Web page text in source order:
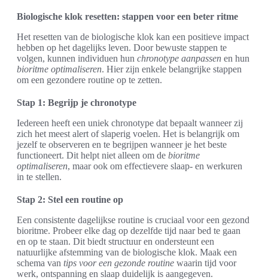
Biologische klok resetten: stappen voor een beter ritme
Het resetten van de biologische klok kan een positieve impact
hebben op het dagelijks leven. Door bewuste stappen te
volgen, kunnen individuen hun chronotype aanpassen en hun
bioritme optimaliseren. Hier zijn enkele belangrijke stappen
om een gezondere routine op te zetten.
Stap 1: Begrijp je chronotype
Iedereen heeft een uniek chronotype dat bepaalt wanneer zij
zich het meest alert of slaperig voelen. Het is belangrijk om
jezelf te observeren en te begrijpen wanneer je het beste
functioneert. Dit helpt niet alleen om de bioritme
optimaliseren, maar ook om effectievere slaap- en werkuren
in te stellen.
Stap 2: Stel een routine op
Een consistente dagelijkse routine is cruciaal voor een gezond
bioritme. Probeer elke dag op dezelfde tijd naar bed te gaan
en op te staan. Dit biedt structuur en ondersteunt een
natuurlijke afstemming van de biologische klok. Maak een
schema van tips voor een gezonde routine waarin tijd voor
werk, ontspanning en slaap duidelijk is aangegeven.